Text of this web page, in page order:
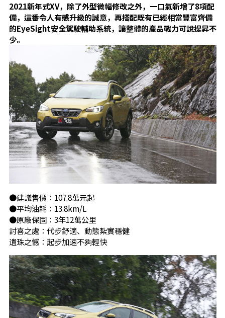
2021新年式XV，除了外型微幅修改之外，一口氣新增了8項配
備，這番令人有感升級的誠意，再搭配既有已經相當豐富齊備
的EyeSight安全駕駛輔助系統，讓整體的產品戰力可說提昇不
少。
●建議售價：107.8萬元起
●平均油耗：13.8km/L
●原廠保固：3年12萬公里
討喜之處：代步舒適、動態紮實穩健
遺珠之憾：起步加速不夠輕快